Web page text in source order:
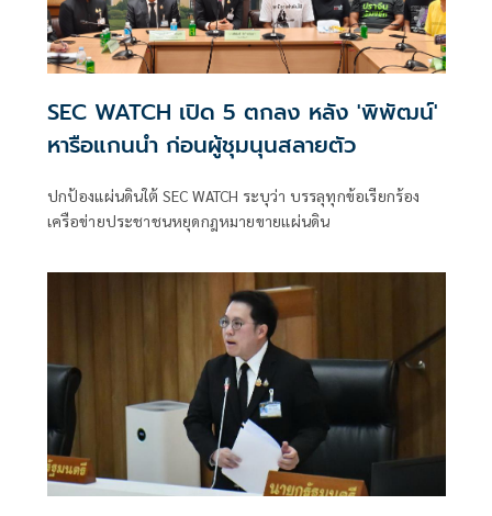
SEC WATCH เปิด 5 ตกลง หลัง 'พิพัฒน์'
หารือแกนนำ ก่อนผู้ชุมนุนสลายตัว
ปกป้องแผ่นดินใต้ SEC WATCH ระบุว่า บรรลุทุกข้อเรียกร้อง
เครือข่ายประชาชนหยุดกฎหมายขายเเผ่นดิน